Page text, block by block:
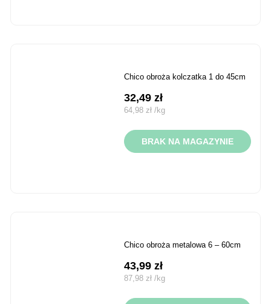
chico obroża kolczatka 1 do 45cm
32,49zł
64,98zł /kg
BRAK NA MAGAZYNIE
chico obroża metalowa 6 – 60cm
43,99zł
87,98zł /kg